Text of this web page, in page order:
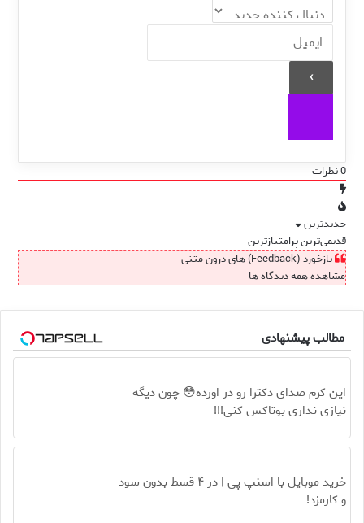
0نظرات
جدیدترین
قدیمی‌ترینپرامتیازترین
بازخورد (Feedback) های درون متنی
مشاهده همه دیدگاه ها
مطالب پیشنهادی
این کرم صدای دکترا رو در اورده😳 چون دیگه
نیازی نداری بوتاکس کنی!!!
خرید موبایل با اسنپ پی | در ۴ قسط بدون سود
و کارمزد!